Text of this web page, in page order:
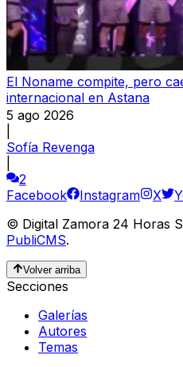
El Noname compite, pero
internacional en Astana
5 ago 2026
Sofía Revenga
2
Facebook
Instagram X
© Digital Zamora 24 Horas
PubliCMS.
Volver arriba
Secciones
Galerías
Autores
Temas